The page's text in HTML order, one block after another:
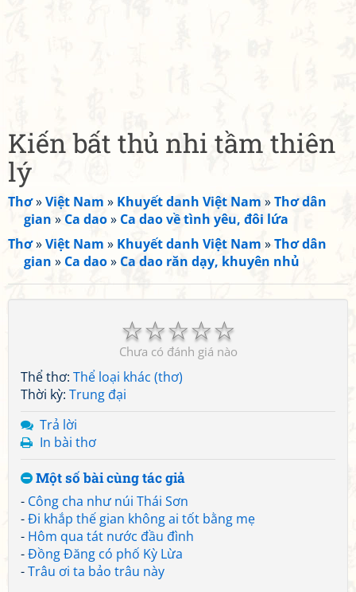
Kiến bất thủ nhi tầm thiên
lý
Thơ»Việt Nam » Khuyết danh Việt Nam »Thơ dân
gian » Ca dao» Ca dao về tình yêu, đôi lứa
Thơ»Việt Nam » Khuyết danh Việt Nam »Thơ dân
gian » Ca dao» Ca dao răn dạy, khuyên nhủ
☆
☆
☆
☆
☆
Chưa có đánh giá nào
Thể thơ: Thể loại khác (thơ)
Thời kỳ: Trung đại
Trả lời
In bài thơ
Một số bài cùng tác giả
- Công cha như núi Thái Sơn
-Đi khắp thế gian không ai tốt bằng mẹ
- Hôm qua tát nước đầu đình
-Đồng Đăng có phố Kỳ Lừa
-Trâu ơi ta bảo trâu này